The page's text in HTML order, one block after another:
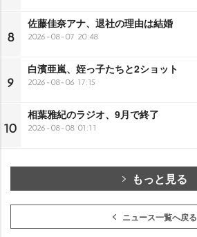
8
佐藤佳奈アナ、退社の理由は結婚
2026-08-07 20:48
9
白濱亜嵐、姪っ子たちと2ショット
2026-08-06 17:15
10
相葉雅紀のラジオ、9月で終了
2026-08-08 01:11
もっと見る
ニュース一覧へ戻る